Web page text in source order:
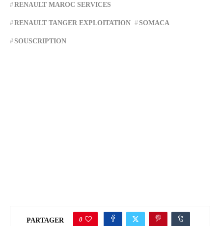
RENAULT MAROC SERVICES
RENAULT TANGER EXPLOITATION SOMACA
SOUSCRIPTION
PARTAGER 0